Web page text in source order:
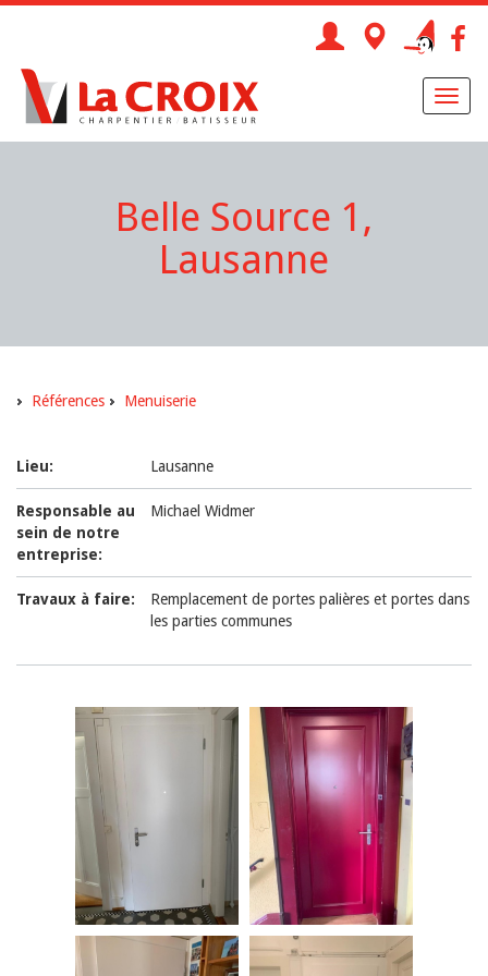
Belle Source 1,
Lausanne
Références Menuiserie
Lieu: Lausanne
Responsable au
sein de notre
entreprise:
Michael Widmer
Travaux à faire:
Remplacement de portes palières et portes dans
les parties communes